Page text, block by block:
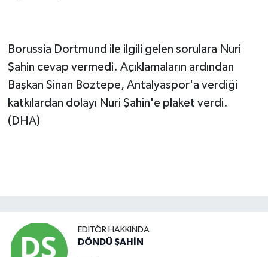
Borussia Dortmund ile ilgili gelen sorulara Nuri
Şahin cevap vermedi. Açıklamaların ardından
Başkan Sinan Boztepe, Antalyaspor'a verdiği
katkılardan dolayı Nuri Şahin'e plaket verdi.
(DHA)
EDITÖR HAKKINDA
DÖNDÜ ŞAHİN